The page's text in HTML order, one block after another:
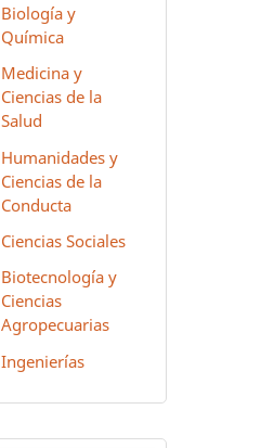
Biología y
Química
Medicina y
Ciencias de la
Salud
Humanidades y
Ciencias de la
Conducta
Ciencias Sociales
Biotecnología y
Ciencias
Agropecuarias
Ingenierías